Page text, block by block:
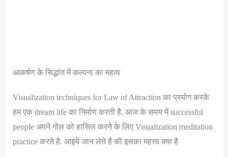
आकर्षण के सिद्धांत में कल्पना का महत्व
Visualization techniques for Law of Attraction का प्रयोग करके
हम एक dream life का निर्माण करती है. आज के समय में successful
people अपने गोल को हासिल करने के लिए Visualization meditation
practice करते है. आइये जान लेते है की इसका महत्त्व क्या है